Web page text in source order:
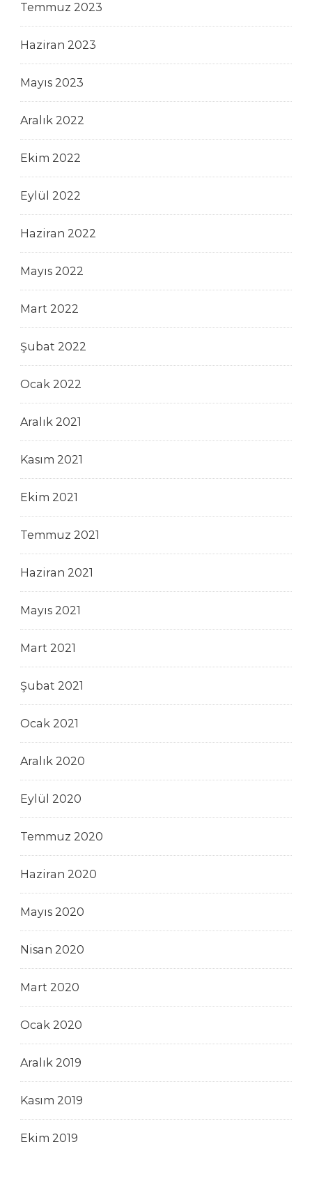
Temmuz 2023
Haziran 2023
Mayıs 2023
Aralık 2022
Ekim 2022
Eylül 2022
Haziran 2022
Mayıs 2022
Mart 2022
Şubat 2022
Ocak 2022
Aralık 2021
Kasım 2021
Ekim 2021
Temmuz 2021
Haziran 2021
Mayıs 2021
Mart 2021
Şubat 2021
Ocak 2021
Aralık 2020
Eylül 2020
Temmuz 2020
Haziran 2020
Mayıs 2020
Nisan 2020
Mart 2020
Ocak 2020
Aralık 2019
Kasım 2019
Ekim 2019